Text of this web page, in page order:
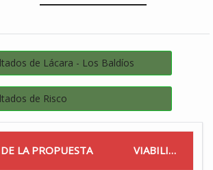
de Lácara - Los Baldíos
de Risco
LA PROPUESTA VIABILIDAD